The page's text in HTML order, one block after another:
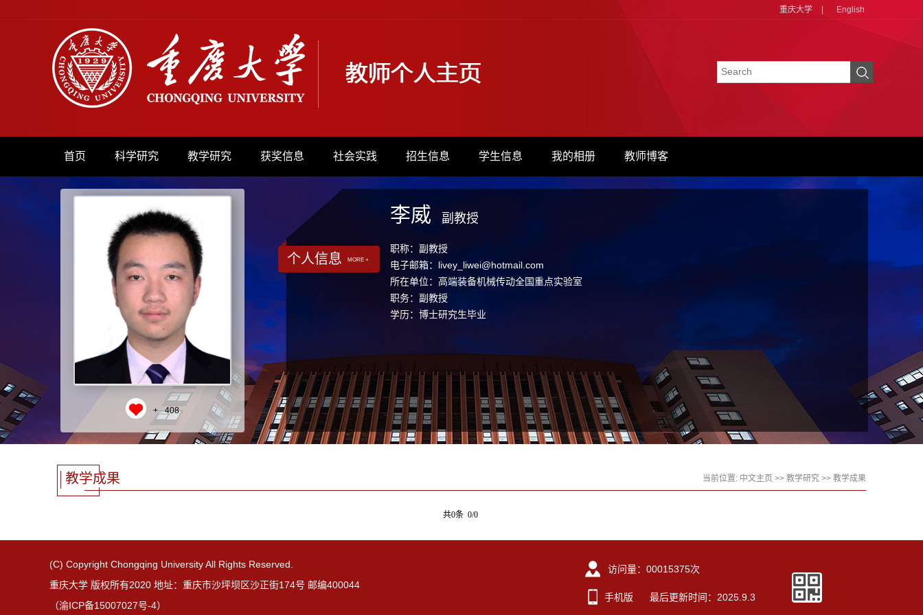
重庆大学 English
首页 科学研究 教学研究 获奖信息 社会实践 招生信息 学生信息 我的相册 教师博客
+ 408
个人信息 MORE +
李威 副教授
职称：副教授
电子邮箱： livey_liwei@hotmail.com
所在单位：高端装备机械传动全国重点实验室
职务：副教授
学历：博士研究生毕业
教学成果 当前位置: 中文主页 >> 教学研究 >> 教学成果
共0条 0/0
(C) Copyright Chongqing University All Rights Reserved.
重庆大学 版权所有2020 地址：重庆市沙坪坝区沙正街174号 邮编400044
（渝ICP备15007027号-4）
访问量： 00015375次
手机版 最后更新时间： 2025 9 3